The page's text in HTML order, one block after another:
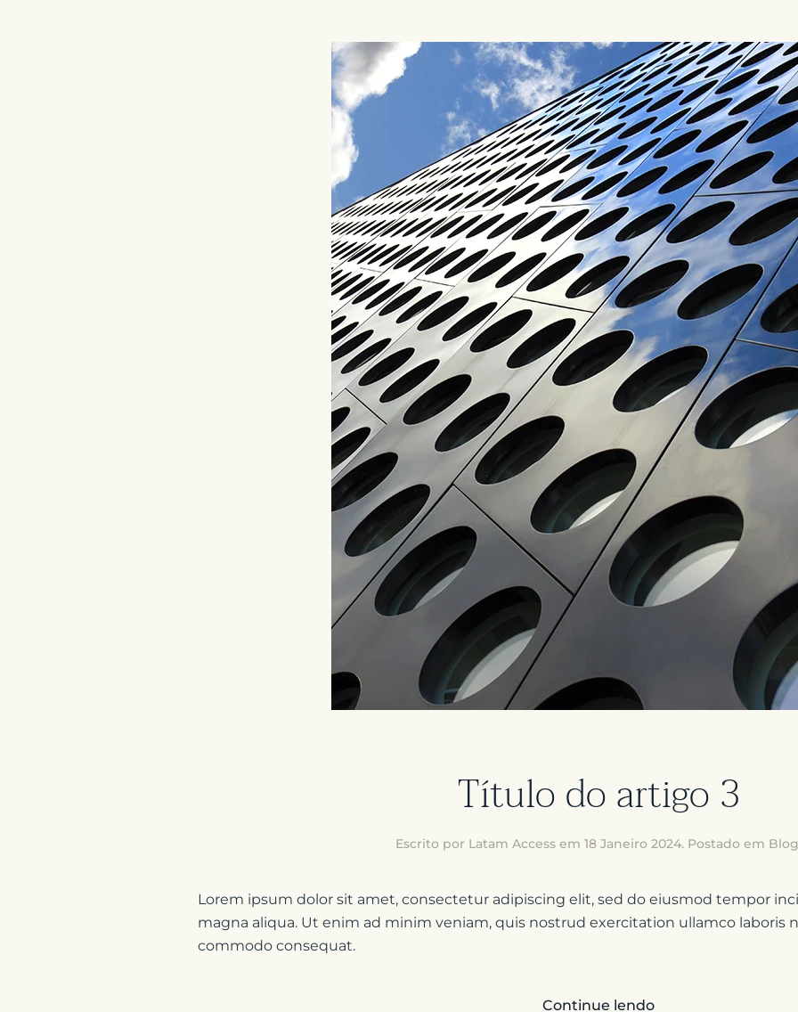
Título do artigo 3
Escrito por Latam Access em 18 Janeiro 2024. Postado em Blog
Lorem ipsum dolor sit amet, consectetur adipiscing elit, sed do eiusmod tempor
magna aliqua. Ut enim ad minim veniam, quis nostrud exercitation ullamco laboris
commodo consequat.
Continue lendo